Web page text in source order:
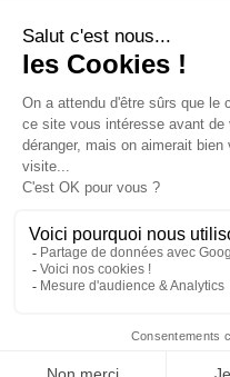
Händler zugelassen von
Klicken Sie hier
Newsletter
Sie können Ihr Einverständnis jederzeit